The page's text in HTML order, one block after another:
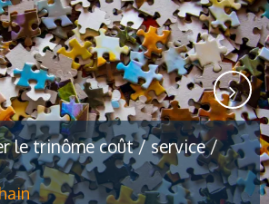
le trinôme coût / service /